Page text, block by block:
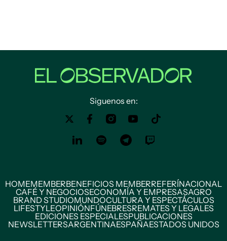
Siguenos en:
HOMEMEMBERBENEFICIOS MEMBERREFERÍNACIONAL
CAFÉ Y NEGOCIOSECONOMÍA Y EMPRESASAGRO
BRAND STUDIOMUNDOCULTURA Y ESPECTÁCULOS
LIFESTYLEOPINIÓNFÚNEBRESREMATES Y LEGALES
EDICIONES ESPECIALESPUBLICACIONES
NEWSLETTERSARGENTINAESPAÑAESTADOS UNIDOS